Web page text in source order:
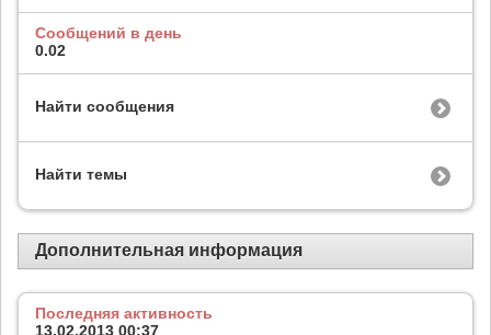
Сообщений в день
0.02
Найти сообщения
Найти темы
Дополнительная информация
Последняя активность
13.02.2013 00:37